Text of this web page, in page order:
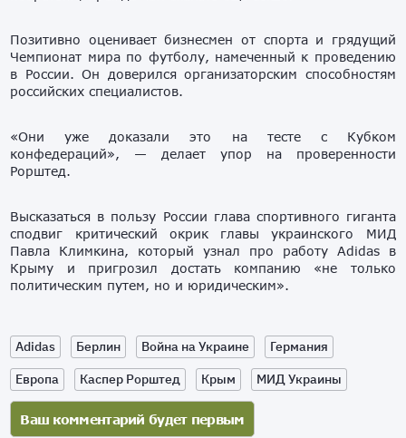
Позитивно оценивает бизнесмен от спорта и грядущий
Чемпионат мира по футболу, намеченный к проведению
в России. Он доверился организаторским способностям
российских специалистов.
«Они уже доказали это на тесте с Кубком
конфедераций», — делает упор на проверенности
Рорштед.
Высказаться в пользу России глава спортивного гиганта
сподвиг критический окрик главы украинского МИД
Павла Климкина, который узнал про работу Adidas в
Крыму и пригрозил достать компанию «не только
политическим путем, но и юридическим».
Adidas Берлин Война на Украине
Германия
Европа
Каспер Рорштед Крым МИД Украины